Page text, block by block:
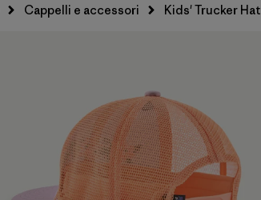
Cappelli e accessori Kids' Trucker Hat